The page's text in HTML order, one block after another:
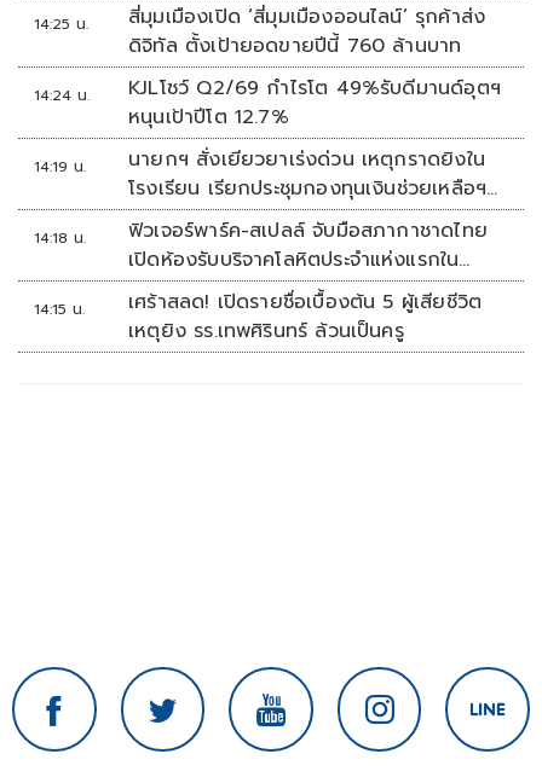
14:25 น.
สี่มุมเมืองเปิด ‘สี่มุมเมืองออนไลน์’ รุกค้าส่ง
ดิจิทัล ตั้งเป้ายอดขายปีนี้ 760 ล้านบาท
14:24 น.
KJLโชว์ Q2/69 กำไรโต 49%รับดีมานด์อุตฯ
หนุนเป้าปีโต 12.7%
14:19 น.
นายกฯ สั่งเยียวยาเร่งด่วน เหตุกราดยิงใน
โรงเรียน เรียกประชุมกองทุนเงินช่วยเหลือฯ
ทันที
14:18 น.
ฟิวเจอร์พาร์ค-สเปลล์ จับมือสภากาชาดไทย
เปิดห้องรับบริจาคโลหิตประจำแห่งแรกใน
ศูนย์การค้าปทุมธานี
14:15 น.
เศร้าสลด! เปิดรายชื่อเบื้องต้น 5 ผู้เสียชีวิต
เหตุยิง รร.เทพศิรินทร์ ล้วนเป็นครู